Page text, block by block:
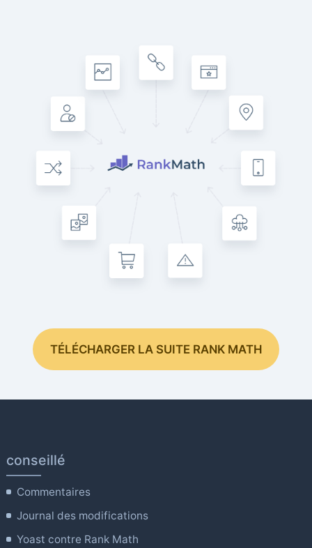
TÉLÉCHARGER LA SUITE RANK MATH
conseillé
Commentaires
Journal des modifications
Yoast contre Rank Math